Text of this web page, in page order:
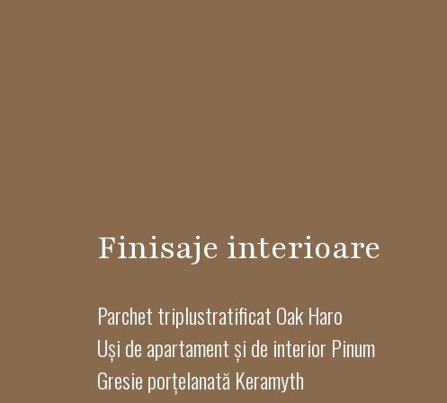
Finisaje interioare
Parchet triplustratificat Oak Haro
Uși de apartament și de interior Pinum
Gresie porțelanată Keramyth